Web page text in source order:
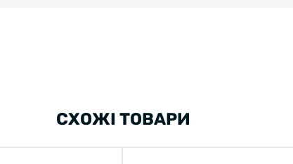
СХОЖІ ТОВАРИ